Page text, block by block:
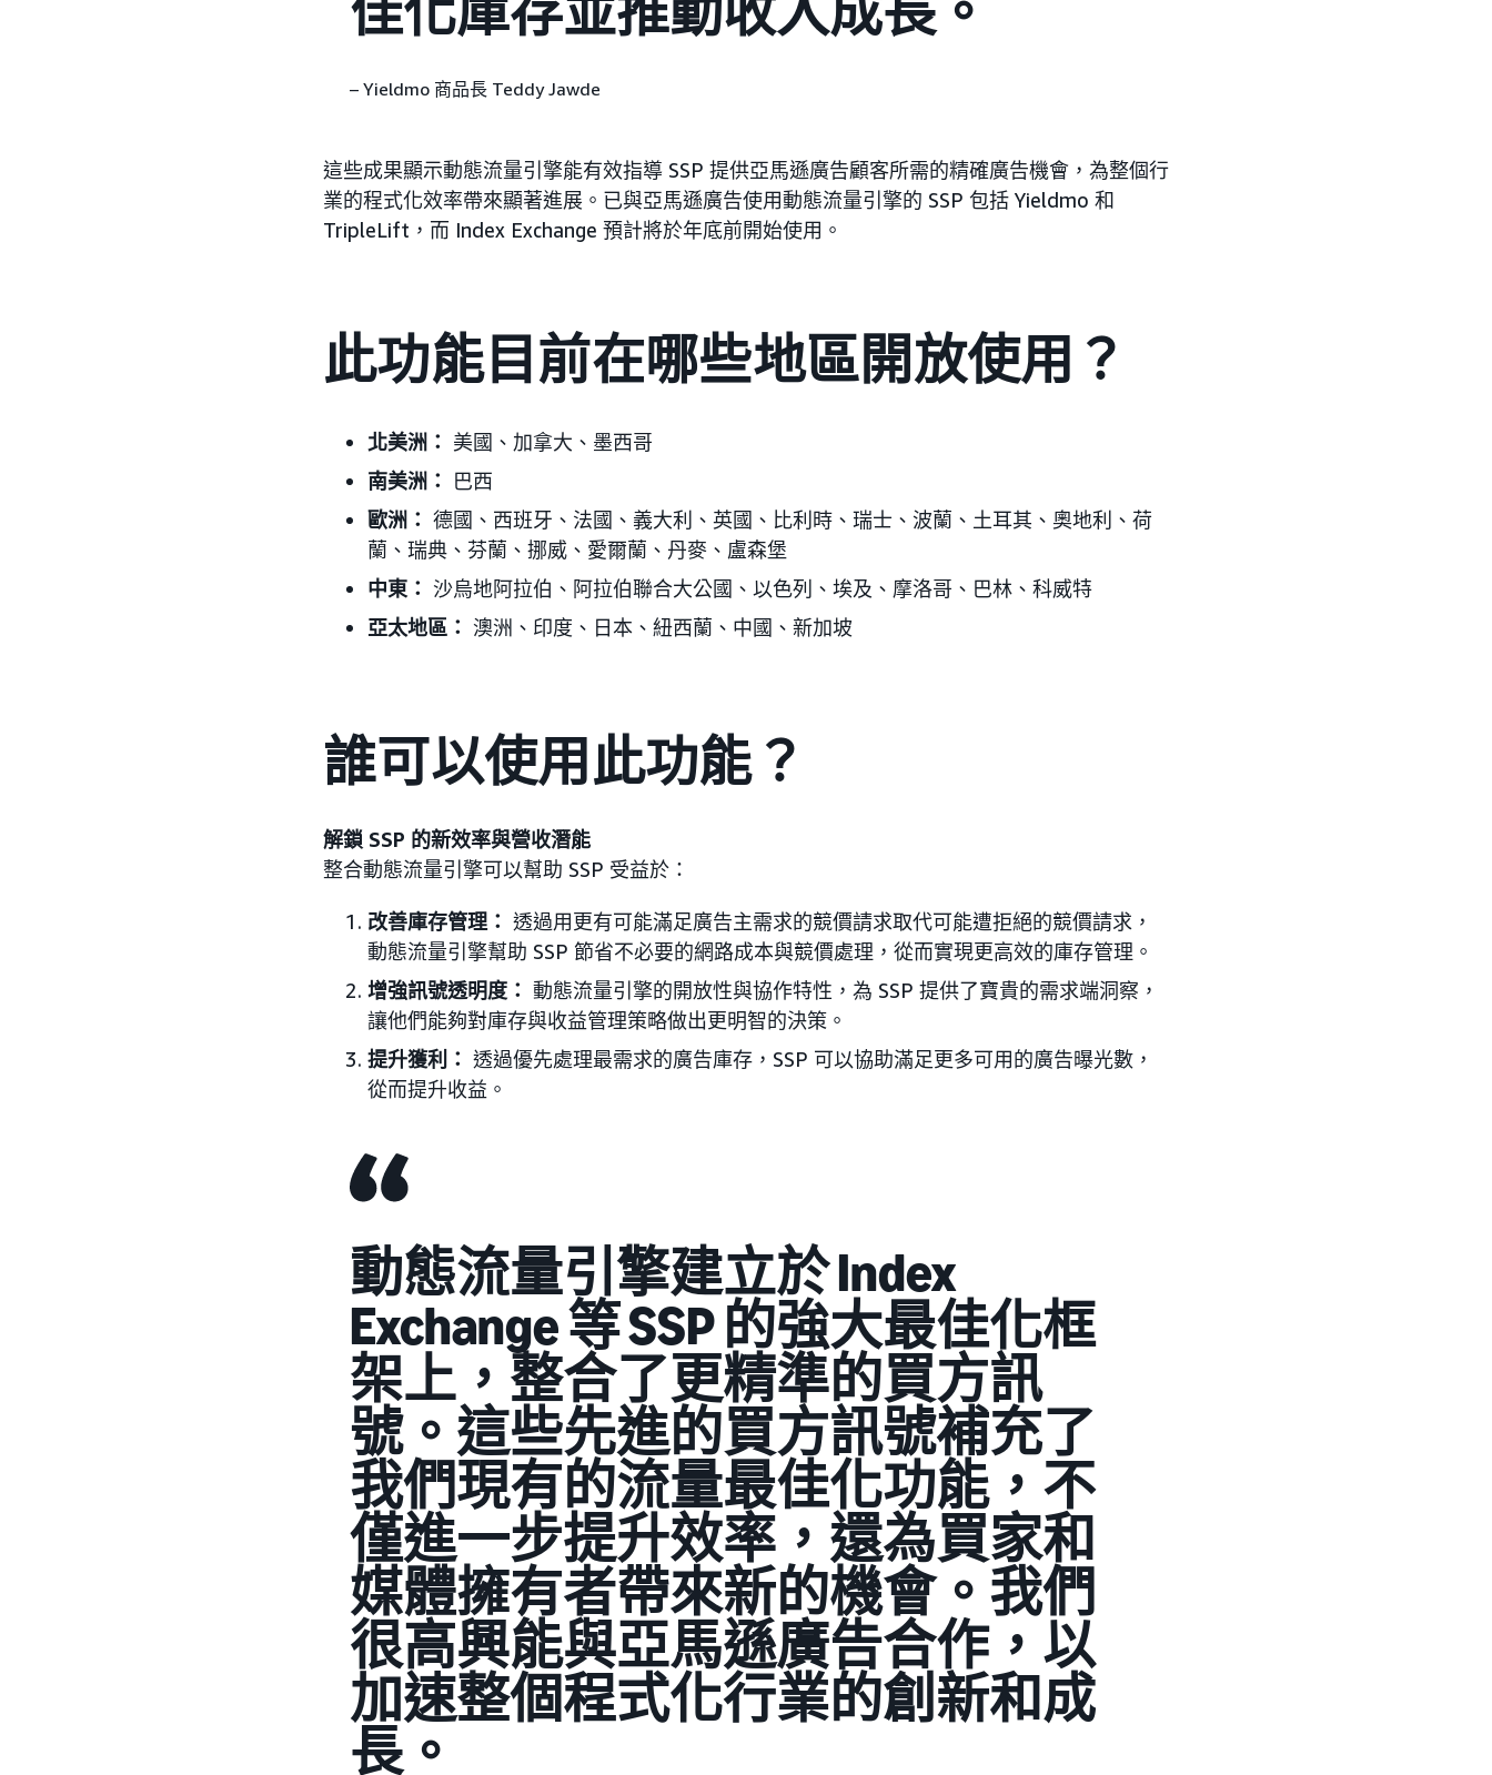
佳化庫存並推動收入成長。
– Yieldmo 商品長 Teddy Jawde
這些成果顯示動態流量引擎能有效指導 SSP 提供亞馬遜廣告顧客所需的精確廣告機會，為整個行
業的程式化效率帶來顯著進展。已與亞馬遜廣告使用動態流量引擎的 SSP 包括 Yieldmo 和
TripleLift，而 Index Exchange 預計將於年底前開始使用。
此功能目前在哪些地區開放使用？
北美洲： 美國、加拿大、墨西哥
南美洲： 巴西
歐洲： 德國、西班牙、法國、義大利、英國、比利時、瑞士、波蘭、土耳其、奧地利、荷
蘭、瑞典、芬蘭、挪威、愛爾蘭、丹麥、盧森堡
中東： 沙烏地阿拉伯、阿拉伯聯合大公國、以色列、埃及、摩洛哥、巴林、科威特
亞太地區： 澳洲、印度、日本、紐西蘭、中國、新加坡
誰可以使用此功能？
解鎖 SSP 的新效率與營收潛能
整合動態流量引擎可以幫助 SSP 受益於：
改善庫存管理： 透過用更有可能滿足廣告主需求的競價請求取代可能遭拒絕的競價請求，
動態流量引擎幫助 SSP 節省不必要的網路成本與競價處理，從而實現更高效的庫存管理。
增強訊號透明度： 動態流量引擎的開放性與協作特性，為 SSP 提供了寶貴的需求端洞察，
讓他們能夠對庫存與收益管理策略做出更明智的決策。
提升獲利： 透過優先處理最需求的廣告庫存，SSP 可以協助滿足更多可用的廣告曝光數，
從而提升收益。
動態流量引擎建立於 Index
Exchange 等 SSP 的強大最佳化框
架上，整合了更精準的買方訊
號。這些先進的買方訊號補充了
我們現有的流量最佳化功能，不
僅進一步提升效率，還為買家和
媒體擁有者帶來新的機會。我們
很高興能與亞馬遜廣告合作，以
加速整個程式化行業的創新和成
長。